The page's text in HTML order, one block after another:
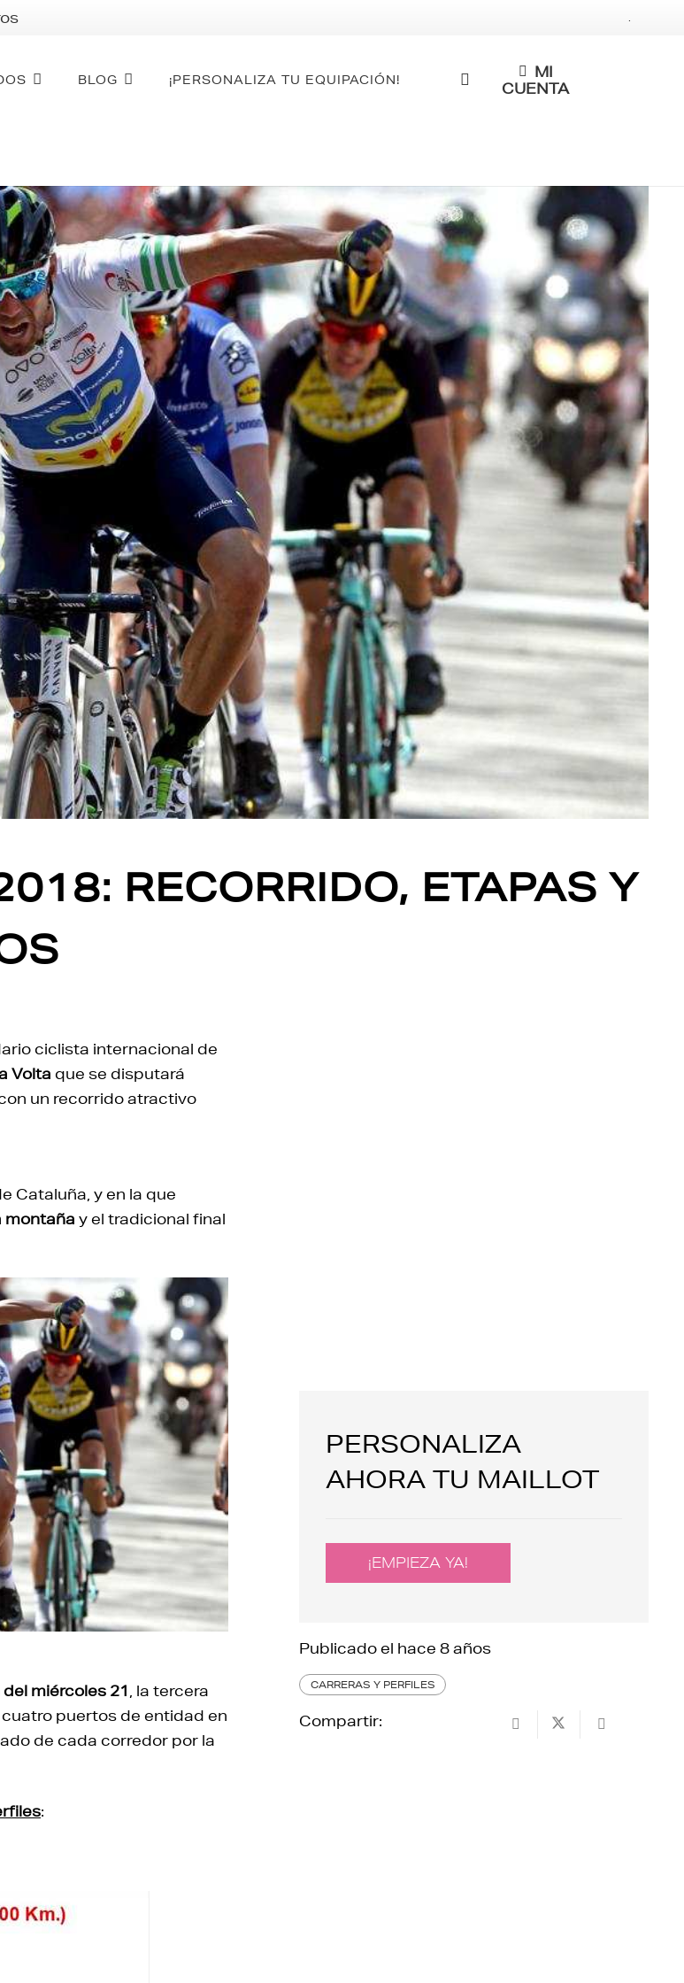
.
BLOG ¡PERSONALIZA TU EQUIPACIÓN!
MI
CUENTA
RECORRIDO, ETAPAS Y
ciclista internacional de
Volta que se disputará
un recorrido atractivo
Cataluña, y en la que
montaña y el tradicional final
miércoles 21 , la tercera
puertos de entidad en
de cada corredor por la
:
PERSONALIZA
AHORA TU MAILLOT
¡EMPIEZA YA!
Publicado el hace 8 años
CARRERAS Y PERFILES
Compartir: